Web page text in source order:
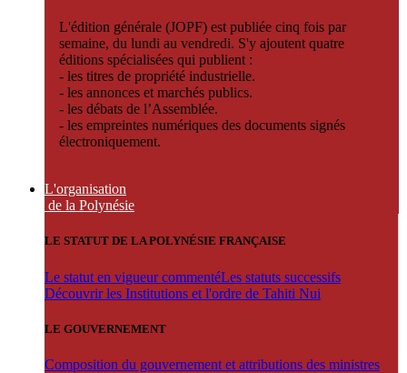
L'édition générale (JOPF) est publiée cinq fois par
semaine, du lundi au vendredi. S'y ajoutent quatre
éditions spécialisées qui publient :
- les titres de propriété industrielle.
- les annonces et marchés publics.
- les débats de l’Assemblée.
- les empreintes numériques des documents signés
électroniquement.
L'organisation
de la Polynésie
LE STATUT DE LA POLYNÉSIE FRANÇAISE
Le statut en vigueur commentéLes statuts successifs
Découvrir les Institutions et l'ordre de Tahiti Nui
LE GOUVERNEMENT
Composition du gouvernement et attributions des ministres